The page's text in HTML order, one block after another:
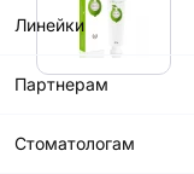
Линейки
Партнерам
Стоматологам